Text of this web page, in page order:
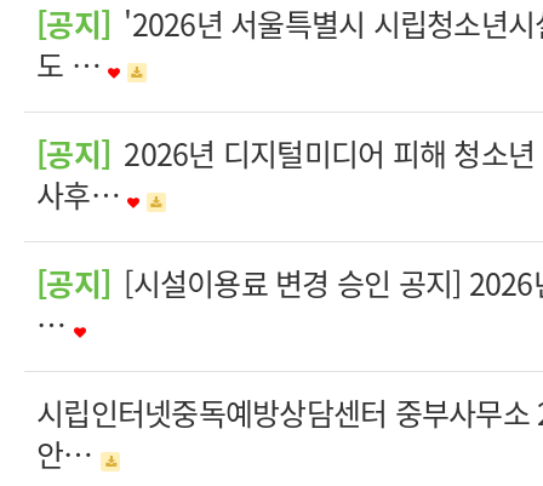
[공지] '2026년 서울특별시 시립청소년
도 …
[공지] 2026년 디지털미디어 피해 청소
사후…
[공지] [시설이용료 변경 승인 공지]
…
시립인터넷중독예방상담센터 중부사무
안…